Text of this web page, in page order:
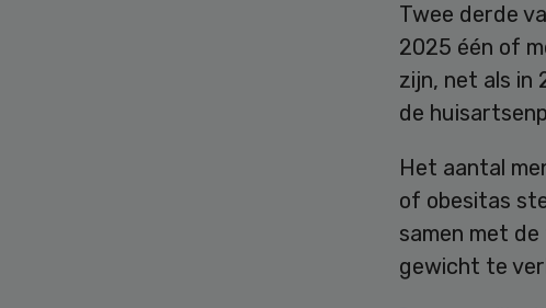
Twee derde
2025 één of
zijn, net als in
de
Het aantal
of obesitas
samen met
gewicht te